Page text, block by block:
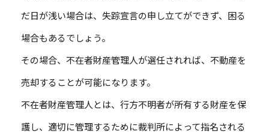
だ日が浅い場合は、失踪宣言の申し立てができず、困る
場合もあるでしょう。
その場合、不在者財産管理人が選任されれば、不動産を
売却することが可能になります。
不在者財産管理人とは、行方不明者が所有する財産を保
護し、適切に管理するために裁判所によって指名される